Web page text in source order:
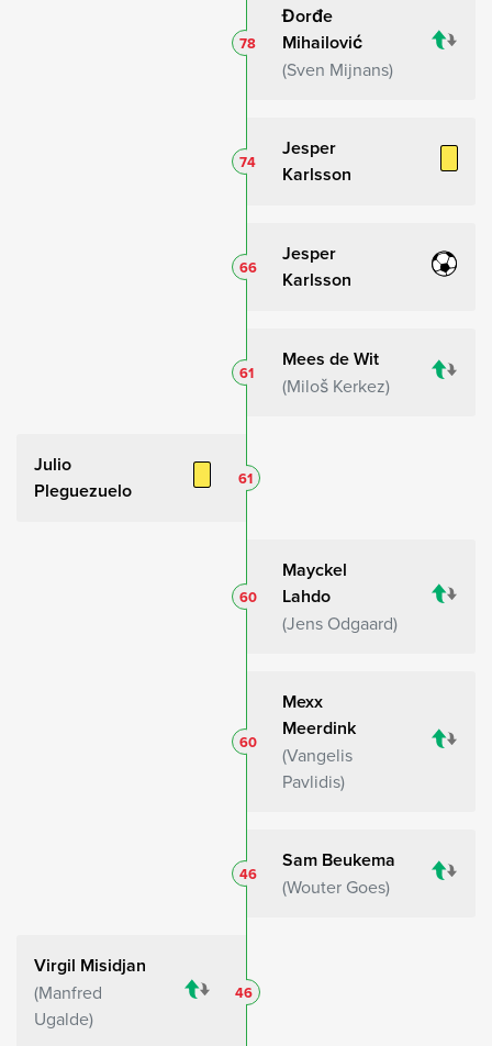
Đorđe
Mihailović
Sven Mijnans
78
Jesper
Karlsson
74
Jesper
Karlsson
66
Mees de Wit
Miloš Kerkez
61
Julio
Pleguezuelo
61
Mayckel
Lahdo
Jens Odgaard
60
Mexx
Meerdink
Vangelis
Pavlidis
60
Sam Beukema
Wouter Goes
46
Virgil Misidjan
Manfred
Ugalde
46